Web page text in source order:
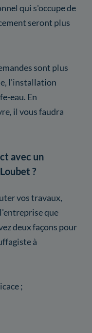
qui s'occupe de
seront plus
sont plus
l'installation
eau. En
il vous faudra
avec un
?
vos travaux,
que
deux façons pour
à
;